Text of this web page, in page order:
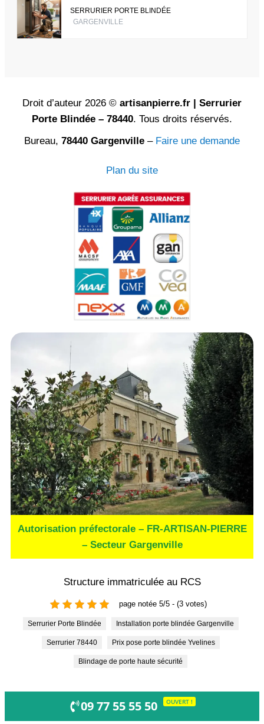
SERRURIER PORTE BLINDÉE
GARGENVILLE
Droit d’auteur 2026 © artisanpierre.fr | Serrurier
Porte Blindée – 78440. Tous droits réservés.
Bureau, 78440 Gargenville – Faire une demande
Plan du site
Autorisation préfectorale – FR-ARTISAN-PIERRE
– Secteur Gargenville
Structure immatriculée au RCS
page notée 5/5 - (3 votes)
Serrurier Porte Blindée Installation porte blindée Gargenville
Serrurier 78440 Prix pose porte blindée Yvelines
Blindage de porte haute sécurité
09 77 55 55 50 OUVERT !